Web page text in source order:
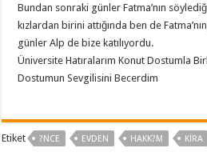
Bundan sonraki günler Fatma’nın
kızlardan birini attığında ben de
günler Alp de bize katılıyordu.
Üniversite Hatıralarım Konut Dostumla
Dostumun Sevgilisini Becerdim
Etiket ?NCE EVDEN HAKK?M KIRA